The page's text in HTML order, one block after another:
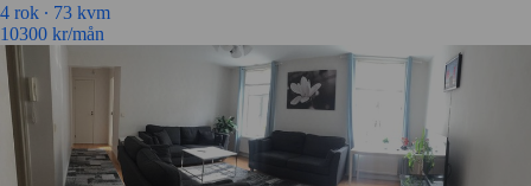
4 rok ∙ 73 kvm
10300 kr/mån